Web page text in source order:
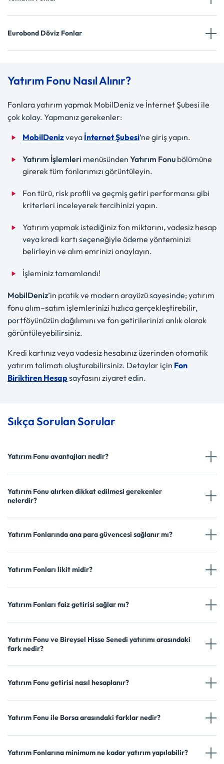
Eurobond Döviz Fonlar
Yatırım Fonu Nasıl Alınır?
Fonlara yatırım yapmak MobilDeniz ve İnternet Şubesi ile
çok kolay. Yapmanız gerekenler:
MobilDenizveya İnternet Şubesi’ne giriş yapın.
Yatırım İşlemleri menüsünden Yatırım Fonu bölümüne
girerek tüm fonlarımızı görüntüleyin.
Fon türü, risk profili ve geçmiş getiri performansı gibi
kriterleri inceleyerek tercihinizi yapın.
Yatırım yapmak istediğiniz fon miktarını, vadesiz hesap
veya kredi kartı seçeneğiyle ödeme yönteminizi
belirleyin ve alım emrinizi onaylayın.
İşleminiz tamamlandı!
MobilDeniz’in pratik ve modern arayüzü sayesinde; yatırım
fonu alım–satım işlemlerinizi hızlıca gerçekleştirebilir,
portföyünüzün dağılımını ve fon getirilerinizi anlık olarak
görüntüleyebilirsiniz.
Kredi kartınız veya vadesiz hesabınız üzerinden otomatik
yatırım talimatı oluşturabilirsiniz. Detaylar için Fon
Biriktiren Hesap sayfasını ziyaret edin.
Sıkça Sorulan Sorular
Yatırım Fonu avantajları nedir?
Yatırım Fonu alırken dikkat edilmesi gerekenler
nelerdir?
Yatırım Fonlarında ana para güvencesi sağlanır mı?
Yatırım Fonları likit midir?
Yatırım Fonları faiz getirisi sağlar mı?
Yatırım Fonu ve Bireysel Hisse Senedi yatırımı arasındaki
fark nedir?
Yatırım Fonu getirisi nasıl hesaplanır?
Yatırım Fonu ile Borsa arasındaki farklar nedir?
Yatırım Fonlarına minimum ne kadar yatırım yapılabilir?